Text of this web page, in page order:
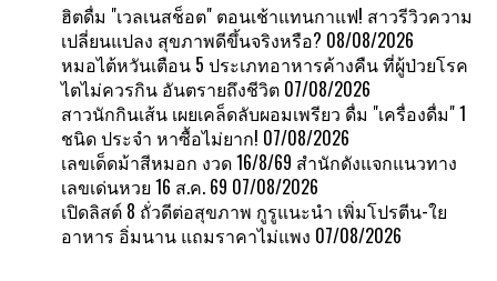
ฮิตดื่ม "เวลเนสช็อต" ตอนเช้าแทนกาแฟ! สาวรีวิวความ
เปลี่ยนแปลง สุขภาพดีขึ้นจริงหรือ? 08/08/2026
หมอไต้หวันเตือน 5 ประเภทอาหารค้างคืน ที่ผู้ป่วยโรค
ไตไม่ควรกิน อันตรายถึงชีวิต 07/08/2026
สาวนักกินเส้น เผยเคล็ดลับผอมเพรียว ดื่ม "เครื่องดื่ม" 1
ชนิด ประจำ หาซื้อไม่ยาก! 07/08/2026
เลขเด็ดม้าสีหมอก งวด 16/8/69 สำนักดังแจกแนวทาง
เลขเด่นหวย 16 ส.ค. 69 07/08/2026
เปิดลิสต์ 8 ถั่วดีต่อสุขภาพ กูรูแนะนำ เพิ่มโปรตีน-ใย
อาหาร อิ่มนาน แถมราคาไม่แพง 07/08/2026